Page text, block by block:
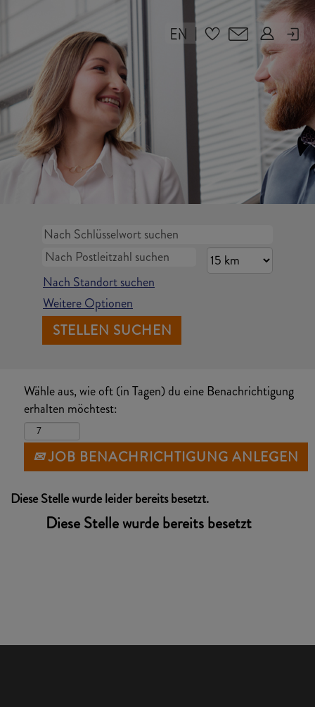
|
Nach Standort suchen
Weitere Optionen
Wähle aus, wie oft (in Tagen) du eine Benachrichtigung
erhalten möchtest:
JOB BENACHRICHTIGUNG ANLEGEN
Diese Stelle wurde leider bereits besetzt.
Diese Stelle wurde bereits besetzt